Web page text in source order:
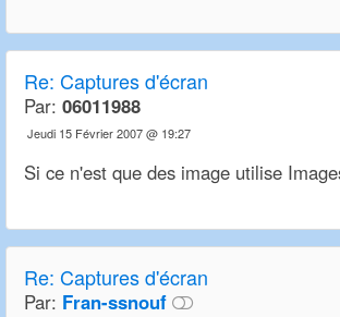
Re: Captures d'écran
Par: 06011988
Jeudi 15 Février 2007 @ 19:27
Si ce n'est que des image utilise
Re: Captures d'écran
Par: Fran-ssnouf